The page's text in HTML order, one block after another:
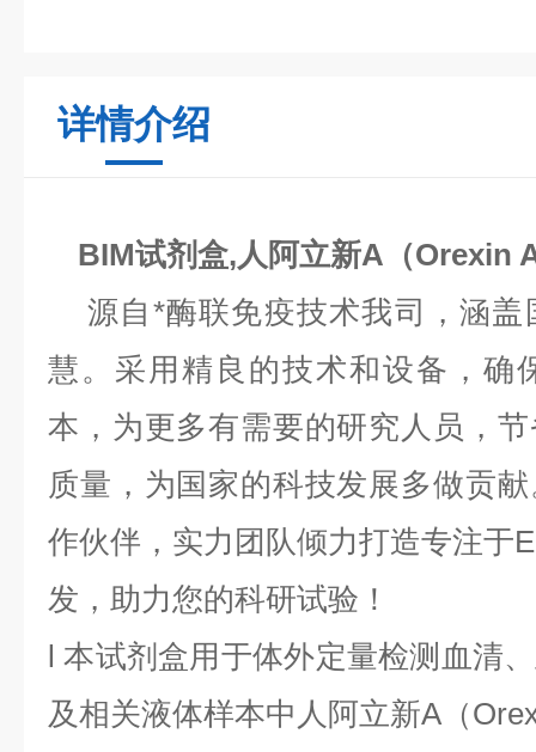
详情介绍
BIM试剂盒,人阿立新A（Orexin
源自*酶联免疫技术我司，涵盖
慧。采用精良的技术和设备，确
本，为更多有需要的研究人员，
质量，为国家的科技发展多做贡
作伙伴，实力团队倾力打造专注于
发，助力您的科研试验！
l本试剂盒用于体外定量检测血清
及相关液体样本中 人阿立新A （